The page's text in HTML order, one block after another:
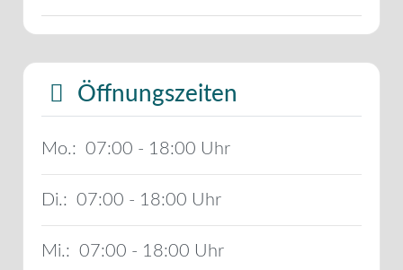
Öffnungszeiten
Mo.: 07:00 - 18:00
Di.: 07:00 - 18:00
Mi.: 07:00 - 18:00